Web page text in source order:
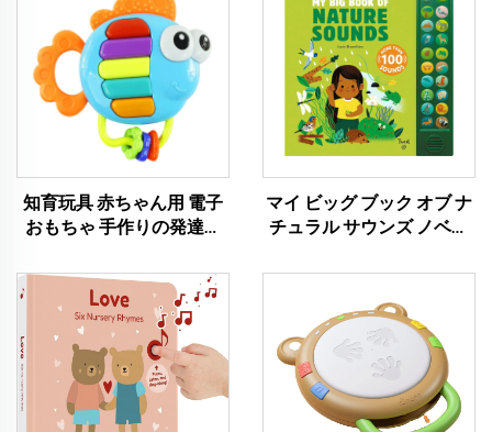
知育玩具 赤ちゃん用 電子
おもちゃ 手作りの発達を
ちゃ インタラクティブ ベ
ビードラム
マイ ビッグ ブック オブ ナ
チュラル サウンズ ノベル